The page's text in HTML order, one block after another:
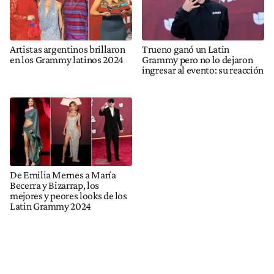
Artistas argentinos brillaron
en los Grammy latinos 2024
Trueno ganó un Latin
Grammy pero no lo dejaron
ingresar al evento: su reacción
De Emilia Mernes a María
Becerra y Bizarrap, los
mejores y peores looks de los
Latin Grammy 2024